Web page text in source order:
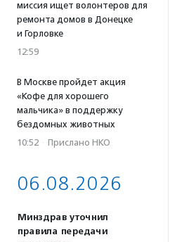
миссия ищет волонтеров для
ремонта домов в Донецке
и Горловке
12:59
В Москве пройдет акция
«Кофе для хорошего
мальчика» в поддержку
бездомных животных
10:52 · Прислано НКО
06.08.2026
Минздрав уточнил
правила передачи